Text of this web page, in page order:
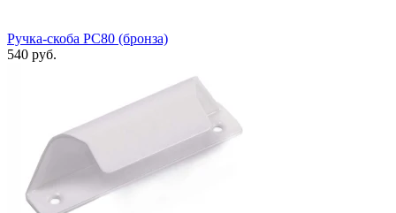
Ручка-скоба РС80 (бронза)
540 руб.